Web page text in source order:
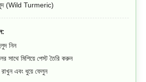
(Wild Turmeric)
নিন
সাথে মিশিয়ে পেস্ট তৈরি করুন
রাখুন এবং ধুয়ে ফেলুন